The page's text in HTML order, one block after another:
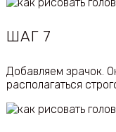
ШАГ 7
Добавляем зрачок.
располагаться